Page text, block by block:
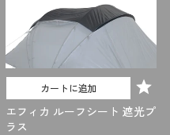
カートに追加
エフィカ ルーフシート 遮光プ
ラス